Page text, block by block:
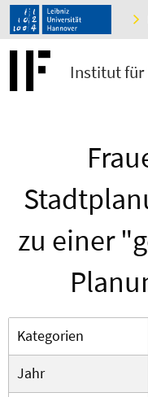
Institut für
zu einer
Kategorien
Jahr